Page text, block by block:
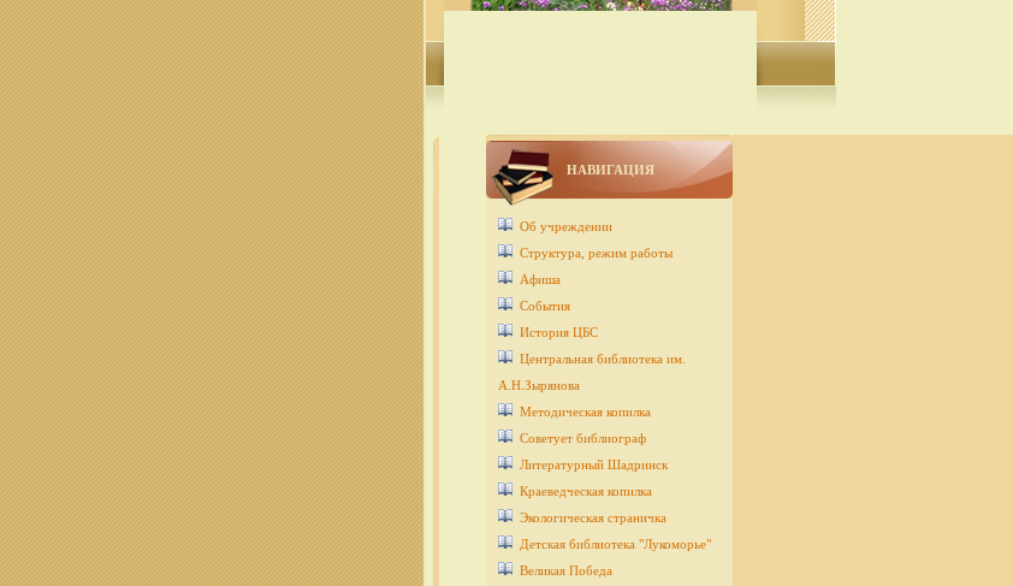
НАВИГАЦИЯ
Об учреждении
Структура, режим работы
Афиша
События
История ЦБС
Центральная библиотека им.
А.Н.Зырянова
Методическая копилка
Советует библиограф
Литературный Шадринск
Краеведческая копилка
Экологическая страничка
Детcкая библиотека "Лукоморье"
Великая Победа